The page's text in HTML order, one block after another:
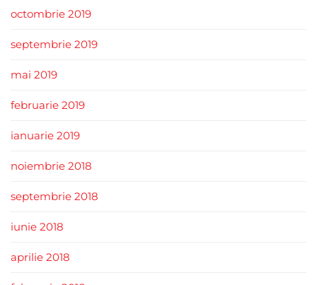
octombrie 2019
septembrie 2019
mai 2019
februarie 2019
ianuarie 2019
noiembrie 2018
septembrie 2018
iunie 2018
aprilie 2018